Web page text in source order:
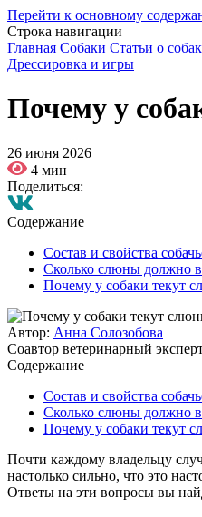
Перейти к основному
Строка навигации
Главная Собаки Статьи о
Дрессировка и игры
Почему у
26 июня 2026
4 мин
Поделиться:
Содержание
Состав и свойства
Сколько слюны должно
Почему у собаки текут
Автор: Анна Солозобова
Соавтор ветеринарный
Содержание
Состав и свойства
Сколько слюны должно
Почему у собаки текут
Почти каждому владельцу
настолько сильно, что это
Ответы на эти вопросы вы